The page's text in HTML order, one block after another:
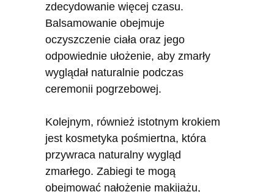
zdecydowanie więcej czasu.
Balsamowanie obejmuje
oczyszczenie ciała oraz jego
odpowiednie ułożenie, aby zmarły
wyglądał naturalnie podczas
ceremonii pogrzebowej.
Kolejnym, również istotnym krokiem
jest kosmetyka pośmiertna, która
przywraca naturalny wygląd
zmarłego. Zabiegi te mogą
obejmować nałożenie makijażu,